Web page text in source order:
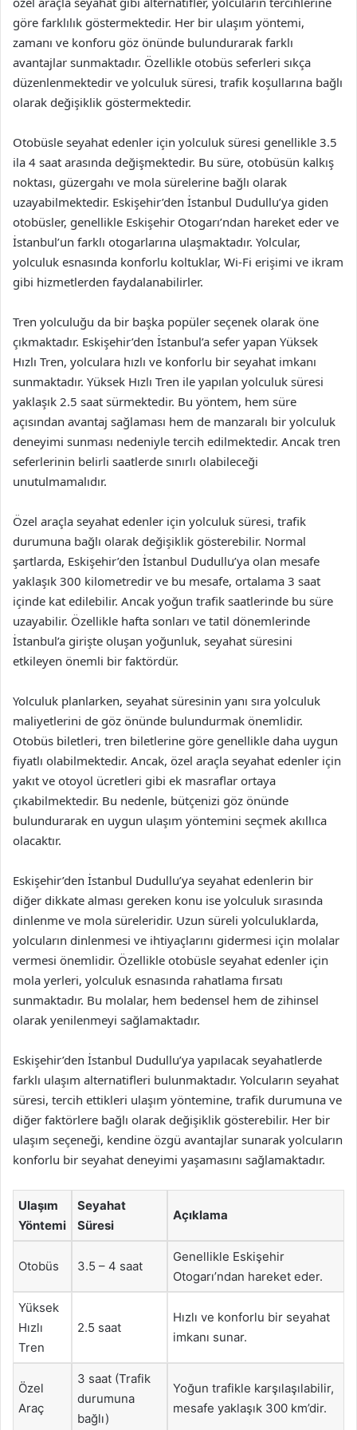
göre farklılık göstermektedir. Her bir ulaşım yöntemi,
zamanı ve konforu göz önünde bulundurarak farklı
avantajlar sunmaktadır. Özellikle otobüs seferleri sıkça
düzenlenmektedir ve yolculuk süresi, trafik koşullarına bağlı
olarak değişiklik göstermektedir.
Otobüsle seyahat edenler için yolculuk süresi genellikle 3.5
ila 4 saat arasında değişmektedir. Bu süre, otobüsün kalkış
noktası, güzergahı ve mola sürelerine bağlı olarak
uzayabilmektedir. Eskişehir’den İstanbul Dudullu’ya giden
otobüsler, genellikle Eskişehir Otogarı’ndan hareket eder ve
İstanbul’un farklı otogarlarına ulaşmaktadır. Yolcular,
yolculuk esnasında konforlu koltuklar, Wi-Fi erişimi ve ikram
gibi hizmetlerden faydalanabilirler.
Tren yolculuğu da bir başka popüler seçenek olarak öne
çıkmaktadır. Eskişehir’den İstanbul’a sefer yapan Yüksek
Hızlı Tren, yolculara hızlı ve konforlu bir seyahat imkanı
sunmaktadır. Yüksek Hızlı Tren ile yapılan yolculuk süresi
yaklaşık 2.5 saat sürmektedir. Bu yöntem, hem süre
açısından avantaj sağlaması hem de manzaralı bir yolculuk
deneyimi sunması nedeniyle tercih edilmektedir. Ancak tren
seferlerinin belirli saatlerde sınırlı olabileceği
unutulmamalıdır.
Özel araçla seyahat edenler için yolculuk süresi, trafik
durumuna bağlı olarak değişiklik gösterebilir. Normal
şartlarda, Eskişehir’den İstanbul Dudullu’ya olan mesafe
yaklaşık 300 kilometredir ve bu mesafe, ortalama 3 saat
içinde kat edilebilir. Ancak yoğun trafik saatlerinde bu süre
uzayabilir. Özellikle hafta sonları ve tatil dönemlerinde
İstanbul’a girişte oluşan yoğunluk, seyahat süresini
etkileyen önemli bir faktördür.
Yolculuk planlarken, seyahat süresinin yanı sıra yolculuk
maliyetlerini de göz önünde bulundurmak önemlidir.
Otobüs biletleri, tren biletlerine göre genellikle daha uygun
fiyatlı olabilmektedir. Ancak, özel araçla seyahat edenler için
yakıt ve otoyol ücretleri gibi ek masraflar ortaya
çıkabilmektedir. Bu nedenle, bütçenizi göz önünde
bulundurarak en uygun ulaşım yöntemini seçmek akıllıca
olacaktır.
Eskişehir’den İstanbul Dudullu’ya seyahat edenlerin bir
diğer dikkate alması gereken konu ise yolculuk sırasında
dinlenme ve mola süreleridir. Uzun süreli yolculuklarda,
yolcuların dinlenmesi ve ihtiyaçlarını gidermesi için molalar
vermesi önemlidir. Özellikle otobüsle seyahat edenler için
mola yerleri, yolculuk esnasında rahatlama fırsatı
sunmaktadır. Bu molalar, hem bedensel hem de zihinsel
olarak yenilenmeyi sağlamaktadır.
Eskişehir’den İstanbul Dudullu’ya yapılacak seyahatlerde
farklı ulaşım alternatifleri bulunmaktadır. Yolcuların seyahat
süresi, tercih ettikleri ulaşım yöntemine, trafik durumuna ve
diğer faktörlere bağlı olarak değişiklik gösterebilir. Her bir
ulaşım seçeneği, kendine özgü avantajlar sunarak yolcuların
konforlu bir seyahat deneyimi yaşamasını sağlamaktadır.
Ulaşım
Yöntemi
Seyahat
Süresi
Açıklama
Otobüs 3.5 – 4 saat
Genellikle Eskişehir
Otogarı’ndan hareket eder.
Yüksek
Hızlı
Tren
2.5 saat
Hızlı ve konforlu bir seyahat
imkanı sunar.
Özel
Araç
3 saat (Trafik
durumuna
bağlı)
Yoğun trafikle karşılaşılabilir,
mesafe yaklaşık 300 km’dir.